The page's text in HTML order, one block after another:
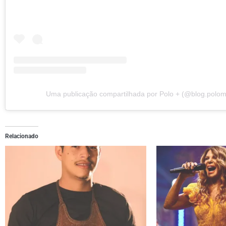
Uma publicação compartilhada por Polo +
Relacionado